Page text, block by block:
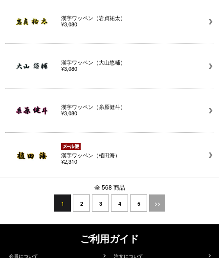
漢字ワッペン（岩貞祐太）
¥3,080
漢字ワッペン（大山悠輔）
¥3,080
漢字ワッペン（糸原健斗）
¥3,080
漢字ワッペン（植田海）
¥2,310
全 568 商品
1 2 3 4 5 >>
ご利用ガイド
会員について 注文について